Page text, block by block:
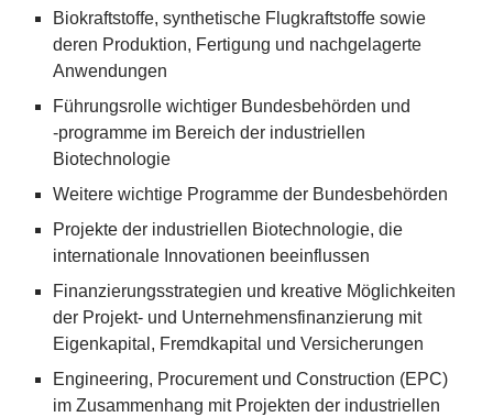
Biokraftstoffe, synthetische Flugkraftstoffe sowie
deren Produktion, Fertigung und nachgelagerte
Anwendungen
Führungsrolle wichtiger Bundesbehörden und
‑programme im Bereich der industriellen
Biotechnologie
Weitere wichtige Programme der Bundesbehörden
Projekte der industriellen Biotechnologie, die
internationale Innovationen beeinflussen
Finanzierungsstrategien und kreative Möglichkeiten
der Projekt- und Unternehmensfinanzierung mit
Eigenkapital, Fremdkapital und Versicherungen
Engineering, Procurement und Construction (EPC)
im Zusammenhang mit Projekten der industriellen